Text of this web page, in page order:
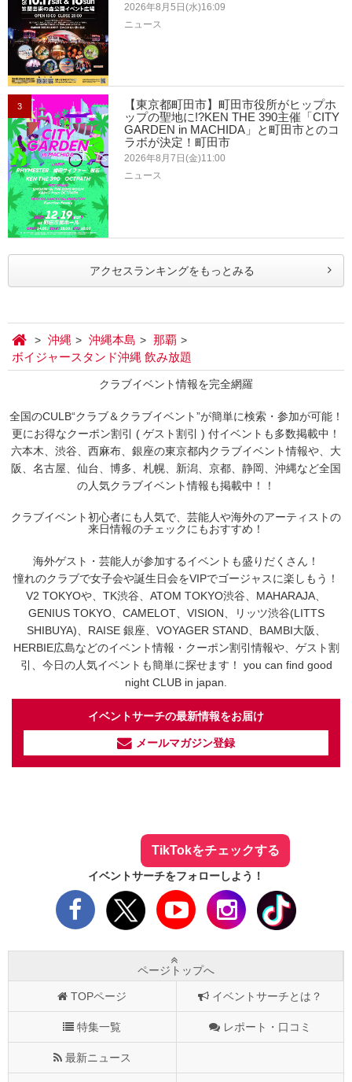
2026年8月5日(水)16:09
ニュース
3
【東京都町田市】町田市役所がヒップホ
ップの聖地に!?KEN THE 390主催「CITY
GARDEN in MACHIDA」と町田市とのコ
ラボが決定！町田市
2026年8月7日(金)11:00
ニュース
アクセスランキングをもっとみる
沖縄 沖縄本島
那覇
ボイジャースタンド沖縄 飲み放題
クラブイベント情報を完全網羅
全国のCULB“クラブ＆クラブイベント”が簡単に検索・参加が可能！
更にお得なクーポン割引 ( ゲスト割引 ) 付イベントも多数掲載中！
六本木、渋谷、西麻布、銀座の東京都内クラブイベント情報や、大
阪、名古屋、仙台、博多、札幌、新潟、京都、静岡、沖縄など全国
の人気クラブイベント情報も掲載中！！
クラブイベント初心者にも人気で、芸能人や海外のアーティストの
来日情報のチェックにもおすすめ！
海外ゲスト・芸能人が参加するイベントも盛りだくさん！
憧れのクラブで女子会や誕生日会をVIPでゴージャスに楽しもう！
V2 TOKYOや、TK渋谷、ATOM TOKYO渋谷、MAHARAJA、
GENIUS TOKYO、CAMELOT、VISION、リッツ渋谷(LITTS
SHIBUYA)、RAISE 銀座、VOYAGER STAND、BAMBI大阪、
HERBIE広島などのイベント情報・クーポン割引情報や、ゲスト割
引、今日の人気イベントも簡単に探せます！ you can find good
night CLUB in japan.
イベントサーチの最新情報をお届け
メールマガジン登録
TikTokをチェックする
イベントサーチをフォローしよう！
ページトップへ
TOPページ イベントサーチとは？
特集一覧 レポート・口コミ
最新ニュース